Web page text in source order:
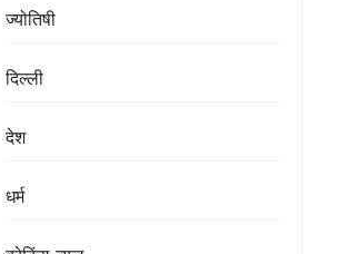
ज्योतिषी
दिल्ली
देश
धर्म